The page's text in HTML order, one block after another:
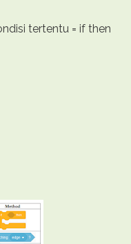
tertentu = if then